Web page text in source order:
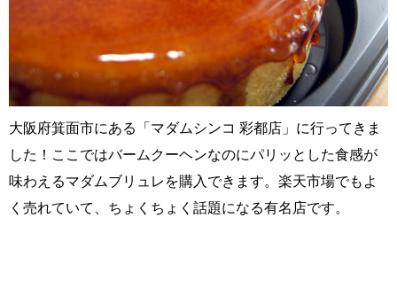
大阪府箕面市にある「マダムシンコ 彩都店」に行ってきま
した！ここではバームクーヘンなのにパリッとした食感が
味わえるマダムブリュレを購入できます。楽天市場でもよ
く売れていて、ちょくちょく話題になる有名店です。